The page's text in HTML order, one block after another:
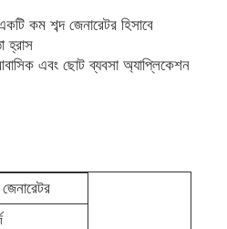
কম শব্দ জেনারেটর হিসাবে
হ্রাস
এবং ছোট ব্যবসা অ্যাপ্লিকেশন